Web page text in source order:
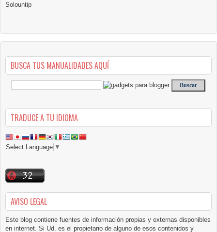
Solountip
BUSCA TUS MANUALIDADES AQUÍ
TRADUCE A TU IDIOMA
Select Language ▼
AVISO LEGAL
Este blog contiene fuentes de información propias y externas disponibles
en internet. Si Ud. es el propietario de alguno de esos contenidos y